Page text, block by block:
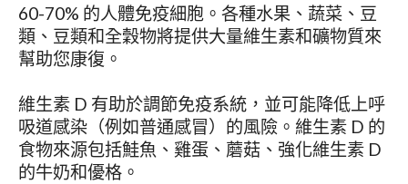
60-70% 的人體免疫細胞。各種水果、蔬菜、豆
類、豆類和全穀物將提供大量維生素和礦物質來
幫助您康復。
維生素 D 有助於調節免疫系統，並可能降低上呼
吸道感染（例如普通感冒）的風險。維生素 D 的
食物來源包括鮭魚、雞蛋、蘑菇、強化維生素 D
的牛奶和優格。